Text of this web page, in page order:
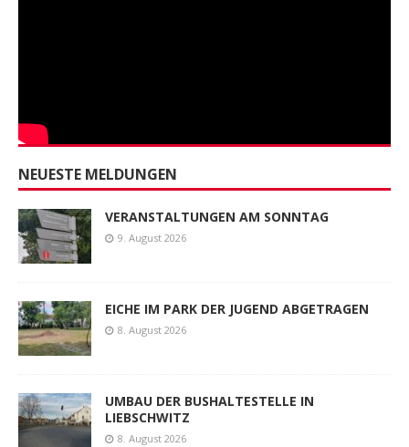
NEUESTE MELDUNGEN
VERANSTALTUNGEN AM SONNTAG
9. August 2026
EICHE IM PARK DER JUGEND ABGETRAGEN
8. August 2026
UMBAU DER BUSHALTESTELLE IN
LIEBSCHWITZ
8. August 2026